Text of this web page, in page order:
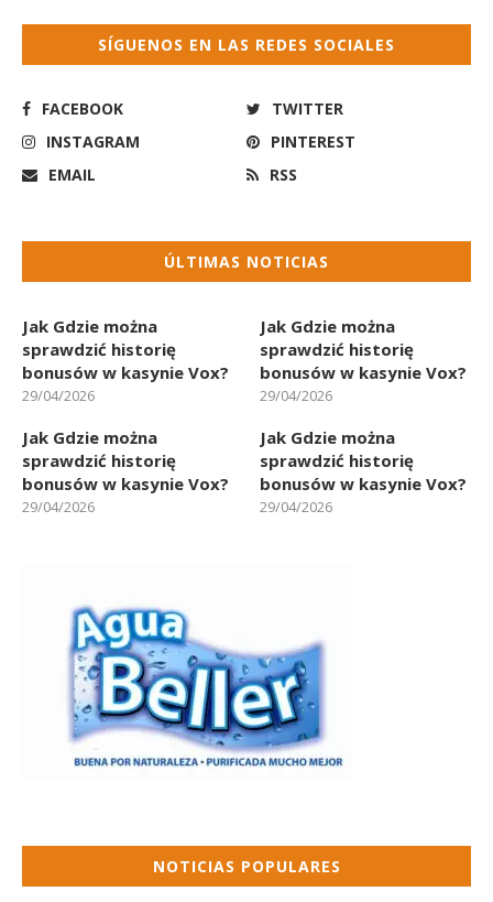
SÍGUENOS EN LAS REDES SOCIALES
FACEBOOK
TWITTER
INSTAGRAM
PINTEREST
EMAIL
RSS
ÚLTIMAS NOTICIAS
Jak Gdzie można
sprawdzić historię
bonusów w kasynie Vox?
29/04/2026
Jak Gdzie można
sprawdzić historię
bonusów w kasynie Vox?
29/04/2026
Jak Gdzie można
sprawdzić historię
bonusów w kasynie Vox?
29/04/2026
Jak Gdzie można
sprawdzić historię
bonusów w kasynie Vox?
29/04/2026
NOTICIAS POPULARES